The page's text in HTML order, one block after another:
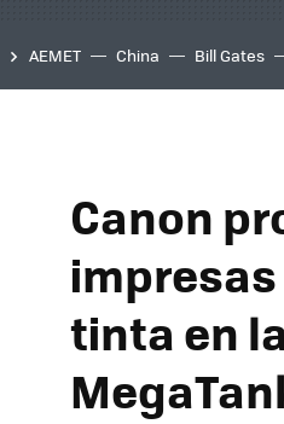
AEMET China Bill Gates
Canon
tinta en